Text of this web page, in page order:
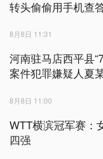
转头偷偷用手机
8月8日 11:31
河南驻马店西平县
案件犯罪嫌疑人夏
8月8日 11:00
WTT横滨冠军赛：
四强